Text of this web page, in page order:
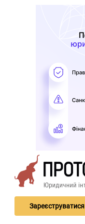
Зареєструватися